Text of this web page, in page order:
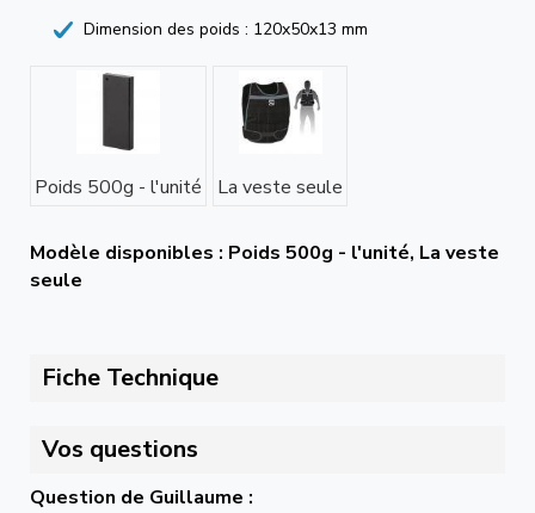
Dimension des poids : 120x50x13 mm
Poids 500g - l'unité La veste seule
Modèle disponibles : Poids 500g - l'unité, La veste
seule
Fiche Technique
Vos questions
Question de Guillaume :